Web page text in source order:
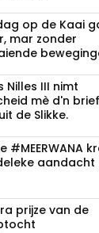
op de Kaai
mar zonder
Nilles III nimt
mè d'n brief
de Slikke.
#MEERWANA
aandacht
prijze van de